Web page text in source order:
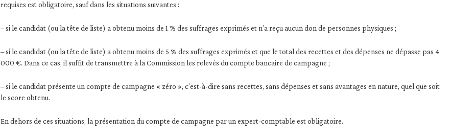
requises est obligatoire, sauf dans les situations suivantes :
– si le candidat (ou la tête de liste) a obtenu moins de 1 % des suffrages exprimés et n’a reçu aucun don de personnes physiques ;
– si le candidat (ou la tête de liste) a obtenu moins de 5 % des suffrages exprimés et que le total des recettes et des dépenses ne dépasse pas 4
000 €. Dans ce cas, il suffit de transmettre à la Commission les relevés du compte bancaire de campagne ;
– si le candidat présente un compte de campagne « zéro », c’est-à-dire sans recettes, sans dépenses et sans avantages en nature, quel que soit
le score obtenu.
En dehors de ces situations, la présentation du compte de campagne par un expert-comptable est obligatoire.